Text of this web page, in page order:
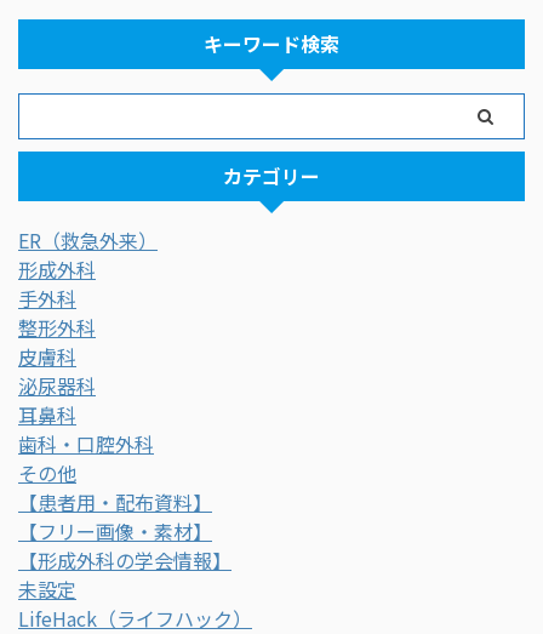
キーワード検索
カテゴリー
ER（救急外来）
形成外科
手外科
整形外科
皮膚科
泌尿器科
耳鼻科
歯科・口腔外科
その他
【患者用・配布資料】
【フリー画像・素材】
【形成外科の学会情報】
未設定
LifeHack（ライフハック）